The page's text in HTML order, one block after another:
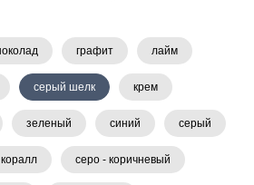
графит лайм
серый шелк крем
зеленый синий серый
коралл серо - коричневый